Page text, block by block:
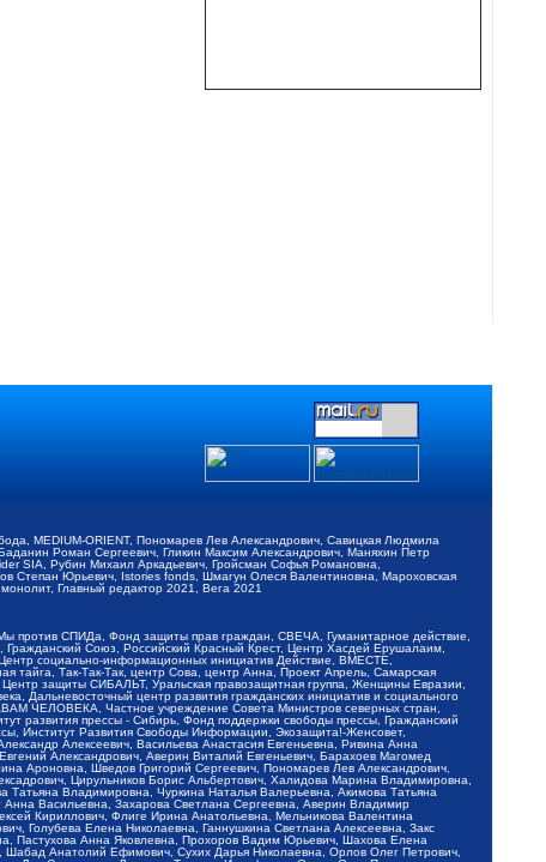
MEDIUM-ORIENT, Пономарев Лев Александрович, Савицкая Людмила
Роман Сергеевич, Гликин Максим Александрович, Маняхин Петр
SIA, Рубин Михаил Аркадьевич, Гройсман Софья Романовна,
Степан Юрьевич, Istories fonds, Шмагун Олеся Валентиновна, Мароховская
Главный редактор 2021, Вега 2021
против СПИДа, Фонд защиты прав граждан, СВЕЧА, Гуманитарное действие,
Союз, Российский Красный Крест, Центр Хасдей Ерушалаим,
социально-информационных инициатив Действие, ВМЕСТЕ,
Так-Так-Так, центр Сова, центр Анна, Проект Апрель, Самарская
защиты СИБАЛЬТ, Уральская правозащитная группа, Женщины Евразии,
Дальневосточный центр развития гражданских инициатив и социального
ЧЕЛОВЕКА, Частное учреждение Совета Министров северных стран,
развития прессы - Сибирь, Фонд поддержки свободы прессы, Гражданский
Институт Развития Свободы Информации, Экозащита!-Женсовет,
Алексеевич, Васильева Анастасия Евгеньевна, Ривина Анна
Александрович, Аверин Виталий Евгеньевич, Барахоев Магомед
Ароновна, Шведов Григорий Сергеевич, Пономарев Лев Александрович,
Цирульников Борис Альбертович, Халидова Марина Владимировна,
Владимировна, Чуркина Наталья Валерьевна, Акимова Татьяна
Васильевна, Захарова Светлана Сергеевна, Аверин Владимир
Кириллович, Флиге Ирина Анатольевна, Мельникова Валентина
Голубева Елена Николаевна, Ганнушкина Светлана Алексеевна, Закс
Пастухова Анна Яковлевна, Прохоров Вадим Юрьевич, Шахова Елена
Анатолий Ефимович, Сухих Дарья Николаевна, Орлов Олег Петрович,